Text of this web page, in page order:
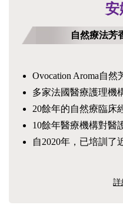
詳
安
自然療法芳
Ovocation Aroma自然
多家法國醫療護理機
20餘年的自然療臨床
10餘年醫療機構對醫
自2020年，已培訓了